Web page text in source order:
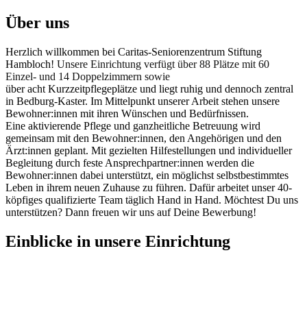
Über uns
Herzlich willkommen bei Caritas-Seniorenzentrum Stiftung
Hambloch! Unsere Einrichtung verfügt über 88 Plätze mit 60
Einzel- und 14 Doppelzimmern sowie
über acht Kurzzeitpflegeplätze und liegt ruhig und dennoch zentral
in Bedburg-Kaster. Im Mittelpunkt unserer Arbeit stehen unsere
Bewohner:innen mit ihren Wünschen und Bedürfnissen.
Eine aktivierende Pflege und ganzheitliche Betreuung wird
gemeinsam mit den Bewohner:innen, den Angehörigen und den
Ärzt:innen geplant. Mit gezielten Hilfestellungen und individueller
Begleitung durch feste Ansprechpartner:innen werden die
Bewohner:innen dabei unterstützt, ein möglichst selbstbestimmtes
Leben in ihrem neuen Zuhause zu führen. Dafür arbeitet unser 40-
köpfiges qualifizierte Team täglich Hand in Hand. Möchtest Du uns
unterstützen? Dann freuen wir uns auf Deine Bewerbung!
Einblicke in unsere Einrichtung